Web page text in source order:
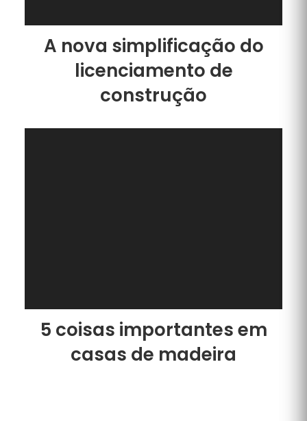
A nova simplificação do
licenciamento de
construção
5 coisas importantes em
casas de madeira